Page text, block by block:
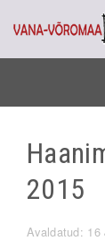
2015
Avaldatud: 16